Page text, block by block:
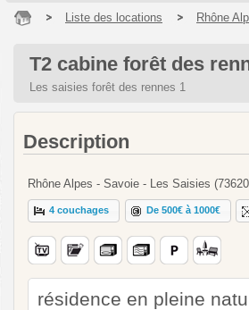
Liste des locations Rhône
T2 cabine forêt des
Les saisies forêt des rennes 1
Description
Rhône Alpes - Savoie - Les Saisies
4 couchages De 500€ à 1000€
résidence en pleine